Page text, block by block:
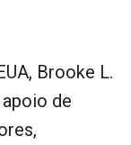
Brooke L.
de